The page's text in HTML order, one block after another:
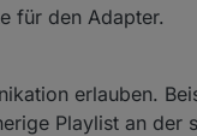
für den Adapter.
erlauben.
Playlist an der